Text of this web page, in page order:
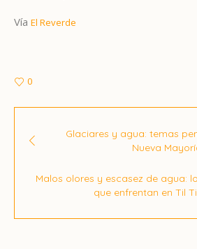
Vía El Reverde
0
Glaciares y agua: temas
Nueva
Malos olores y escasez de agua:
que enfrentan en Til